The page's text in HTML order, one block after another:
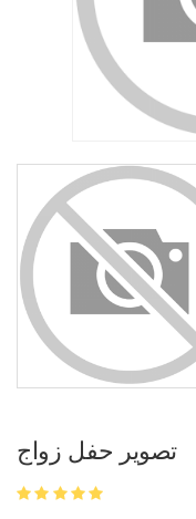
تصوير حفل زواج